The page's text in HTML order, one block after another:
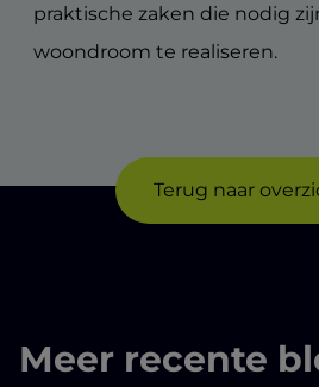
praktische zaken die nodig
woondroom te realiseren.
Terug naar
Meer recente